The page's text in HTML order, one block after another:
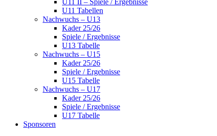
U11 II – Spiele / Ergebnisse
U11 Tabellen
Nachwuchs – U13
Kader 25/26
Spiele / Ergebnisse
U13 Tabelle
Nachwuchs – U15
Kader 25/26
Spiele / Ergebnisse
U15 Tabelle
Nachwuchs – U17
Kader 25/26
Spiele / Ergebnisse
U17 Tabelle
Sponsoren